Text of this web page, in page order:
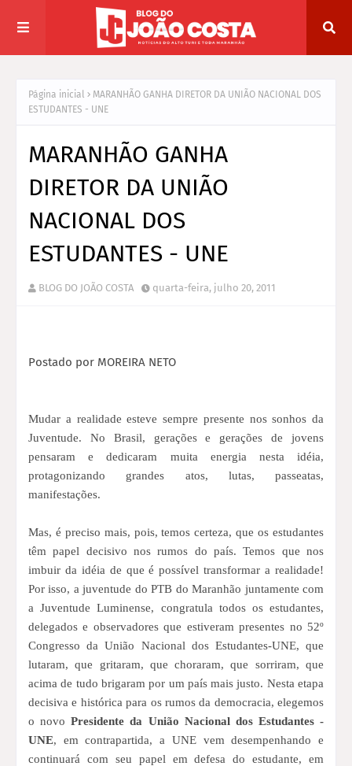
Página inicial
MARANHÃO GANHA DIRETOR DA UNIÃO NACIONAL DOS
ESTUDANTES - UNE
MARANHÃO GANHA
DIRETOR DA UNIÃO
NACIONAL DOS
ESTUDANTES - UNE
BLOG DO JOÃO COSTA quarta-feira, julho 20, 2011
Postado por MOREIRA NETO
Mudar a realidade esteve sempre presente nos sonhos da
Juventude. No Brasil, gerações e gerações de jovens
pensaram e dedicaram muita energia nesta idéia,
protagonizando grandes atos, lutas, passeatas,
manifestações.
Mas, é preciso mais, pois, temos certeza, que os estudantes
têm papel decisivo nos rumos do país. Temos que nos
imbuir da idéia de que é possível transformar a realidade!
Por isso, a juventude do PTB do Maranhão juntamente com
a Juventude Luminense, congratula todos os estudantes,
delegados e observadores que estiveram presentes no 52º
Congresso da União Nacional dos Estudantes-UNE, que
lutaram, que gritaram, que choraram, que sorriram, que
acima de tudo brigaram por um país mais justo. Nesta etapa
decisiva e histórica para os rumos da democracia, elegemos
o novoPresidente da União Nacional dos Estudantes -
UNE, em contrapartida, a UNE vem desempenhando e
continuará com seu papel em defesa do estudante, em